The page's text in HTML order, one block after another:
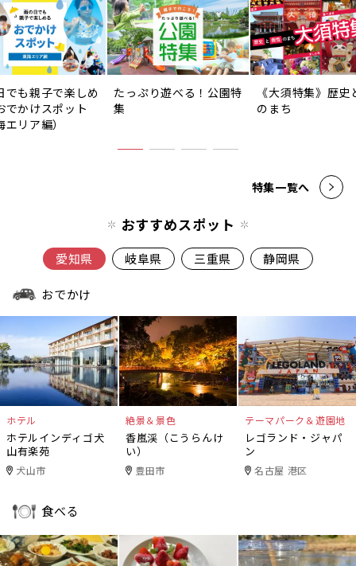
でも親子で楽しめ
でかけスポット
リア編）
たっぷり遊べる！公園特
集
《大須特集》歴史
のまち
特集一覧へ
おすすめスポット
愛知県 岐阜県 三重県 静岡県
おでかけ
ホテル
ホテルインディゴ犬
山有楽苑
犬山市
絶景＆景色
香嵐渓（こうらんけ
い）
豊田市
テーマパーク＆遊園地
レゴランド・ジャパ
ン
名古屋 港区
食べる